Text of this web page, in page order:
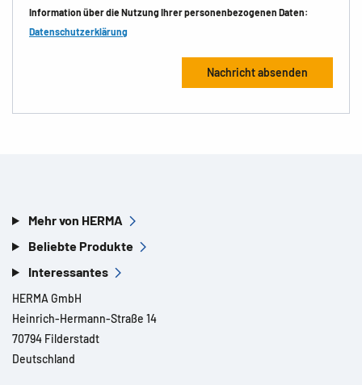
Information über die Nutzung Ihrer personenbezogenen Daten:
Datenschutzerklärung
Mehr von HERMA
Beliebte Produkte
Interessantes
HERMA GmbH
Heinrich-Hermann-Straße 14
70794 Filderstadt
Deutschland